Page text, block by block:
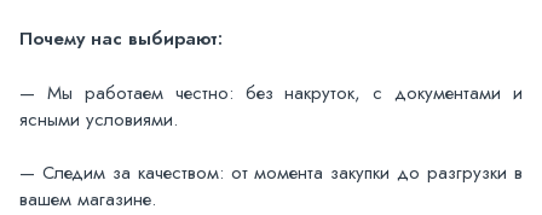
Почему нас выбирают:
— Мы работаем честно: без накруток, с документами и
ясными условиями.
— Следим за качеством: от момента закупки до разгрузки в
вашем магазине.